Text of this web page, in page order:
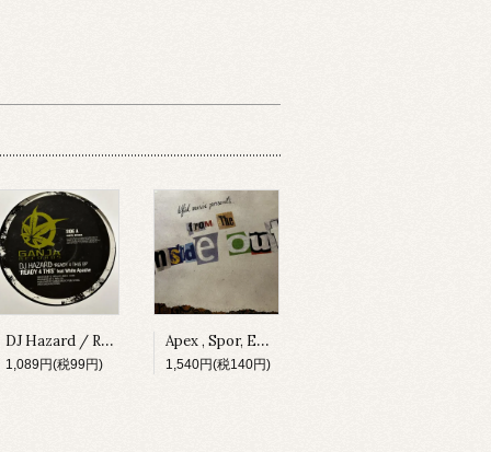
DJ Hazard / Ready 4 This -Only disc 1- [RPG004][2003]
1,089円(税99円)
Apex , Spor, Ewun & Evol Intent / Dirge -only disc 1- [LFTD003][2008]
1,540円(税140円)